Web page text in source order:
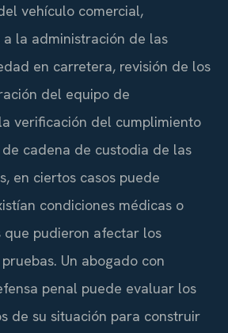
vehículo comercial,
la administración de las
en carretera, revisión de los
del equipo de
verificación del cumplimiento
cadena de custodia de las
en ciertos casos puede
condiciones médicas o
pudieron afectar los
Un abogado con
penal puede evaluar los
de su situación para construir